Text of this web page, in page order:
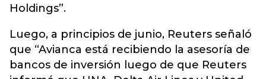
Holdings”.
Luego, a principios de junio, Reuters señaló
que “Avianca está recibiendo la asesoría de
bancos de inversión luego de que Reuters